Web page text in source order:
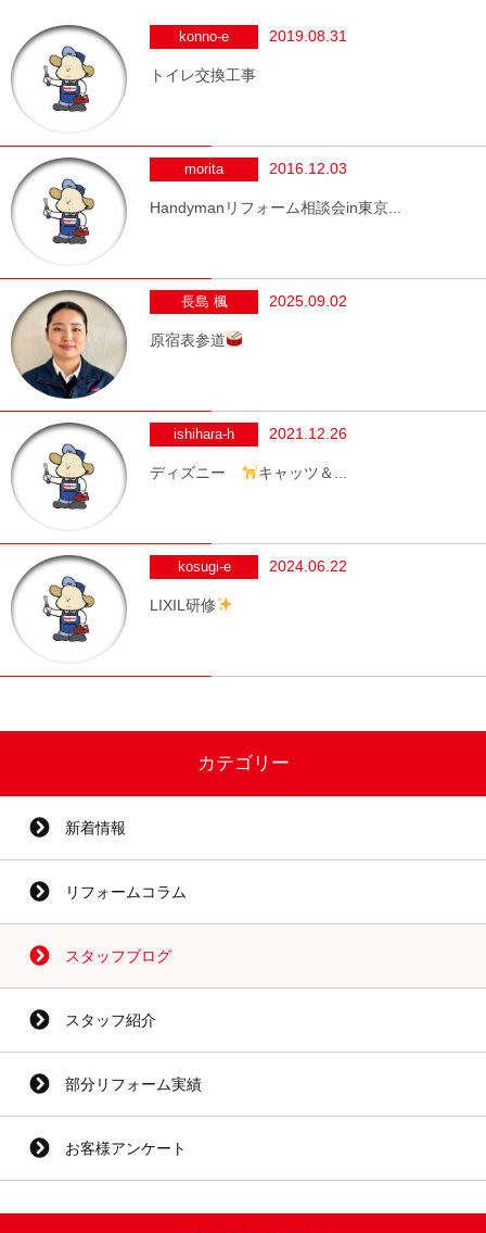
konno-e 2019.08.31
トイレ交換工事
morita 2016.12.03
Handymanリフォーム相談会in東京...
長島 楓 2025.09.02
原宿表参道
ishihara-h 2021.12.26
ディズニー キャッツ＆...
kosugi-e 2024.06.22
LIXIL研修
カテゴリー
新着情報
リフォームコラム
スタッフブログ
スタッフ紹介
部分リフォーム実績
お客様アンケート